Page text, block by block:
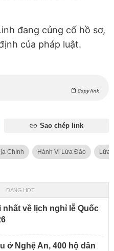
đang củng cố hồ sơ,
của pháp luật.
Copy link
Sao chép link
Chính Hành Vi Lừa Đảo Lừa
ĐANG HOT
về lịch nghỉ lễ Quốc
ở Nghệ An, 400 hộ dân